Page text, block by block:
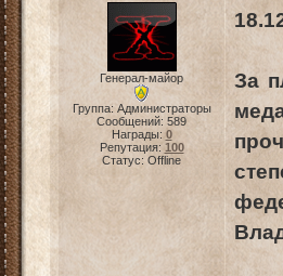
Генерал-майор
Группа: Администраторы
Сообщений: 589
Награды: 0
Репутация: 100
Статус: Offline
За